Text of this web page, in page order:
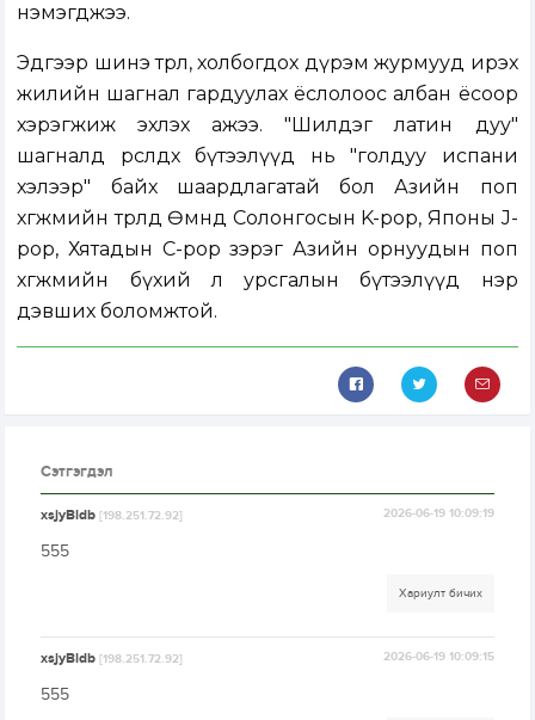
нэмэгджээ.
Эдгээр шинэ төрөл, холбогдох дүрэм журмууд ирэх
жилийн шагнал гардуулах ёслолоос албан ёсоор
хэрэгжиж эхлэх ажээ. "Шилдэг латин дуу"
шагналд өрсөлдөх бүтээлүүд нь "голдуу испани
хэлээр" байх шаардлагатай бол Азийн поп
хөгжмийн төрөлд Өмнөд Солонгосын K-pop, Японы J-
pop, Хятадын C-pop зэрэг Азийн орнуудын поп
хөгжмийн бүхий л урсгалын бүтээлүүд нэр
дэвших боломжтой.
Сэтгэгдэл
xsjyBldb[198.251.72.92] 2026-06-19 10:09:19
555
Хариулт бичих
xsjyBldb[198.251.72.92] 2026-06-19 10:09:15
555